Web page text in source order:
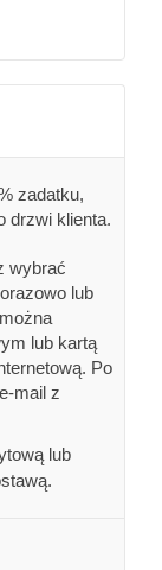
zadatku,
drzwi klienta.
wybrać
lub
lub kartą
Po
mail z
lub